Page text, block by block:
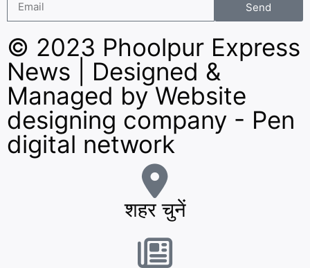
Send
© 2023 Phoolpur Express
News | Designed &
Managed byWebsite
designing company - Pen
digital network
शहर चुनें